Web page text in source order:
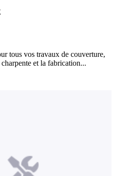
tous vos travaux de couverture,
et la fabrication...